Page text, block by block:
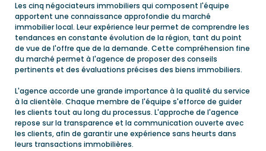
Les cinq négociateurs immobiliers qui composent l'équipe
apportent une connaissance approfondie du marché
immobilier local. Leur expérience leur permet de comprendre les
tendances en constante évolution de la région, tant du point
de vue de l'offre que de la demande. Cette compréhension fine
du marché permet à l'agence de proposer des conseils
pertinents et des évaluations précises des biens immobiliers.
L'agence accorde une grande importance à la qualité du service
à la clientèle. Chaque membre de l'équipe s'efforce de guider
les clients tout au long du processus. L'approche de l'agence
repose sur la transparence et la communication ouverte avec
les clients, afin de garantir une expérience sans heurts dans
leurs transactions immobilières.